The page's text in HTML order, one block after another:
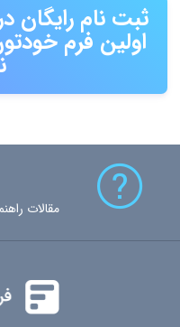
ثبت نام رایگان
اولین فرم
مقالات